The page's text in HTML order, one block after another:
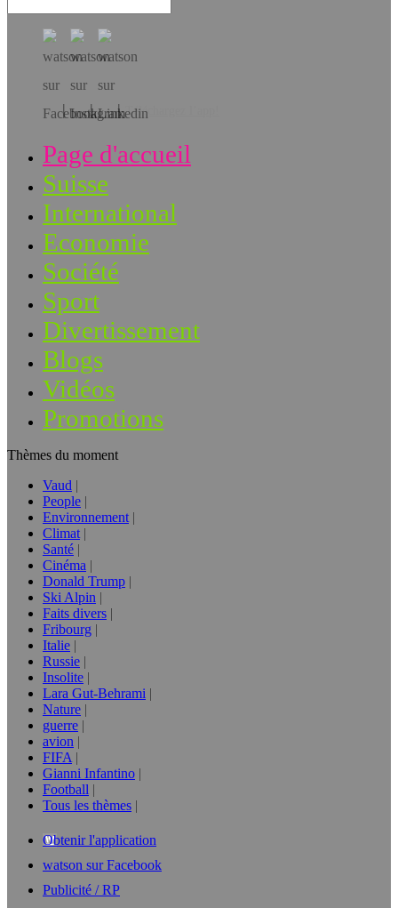
Téléchargez l’app!
Page d'accueil
Suisse
International
Economie
Société
Sport
Divertissement
Blogs
Vidéos
Promotions
Thèmes du moment
Vaud
People
Environnement
Climat
Santé
Cinéma
Donald Trump
Ski Alpin
Faits divers
Fribourg
Italie
Russie
Insolite
Lara Gut-Behrami
Nature
guerre
avion
FIFA
Gianni Infantino
Football
Tous les thèmes
Obtenir l'application
watson sur Facebook
Publicité / RP